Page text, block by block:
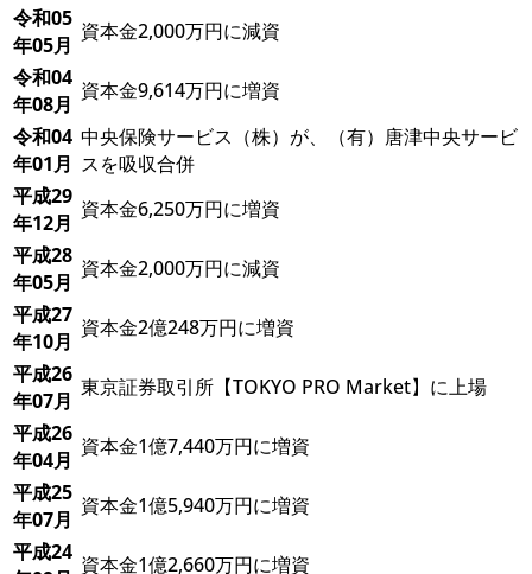
令和05
年05月
資本金2,000万円に減資
令和04
年08月
資本金9,614万円に増資
令和04
年01月
中央保険サービス（株）が、（有）唐津中央サービ
スを吸収合併
平成29
年12月
資本金6,250万円に増資
平成28
年05月
資本金2,000万円に減資
平成27
年10月
資本金2億248万円に増資
平成26
年07月
東京証券取引所【TOKYO PRO Market】に上場
平成26
年04月
資本金1億7,440万円に増資
平成25
年07月
資本金1億5,940万円に増資
平成24 資本金1億2,660万円に増資